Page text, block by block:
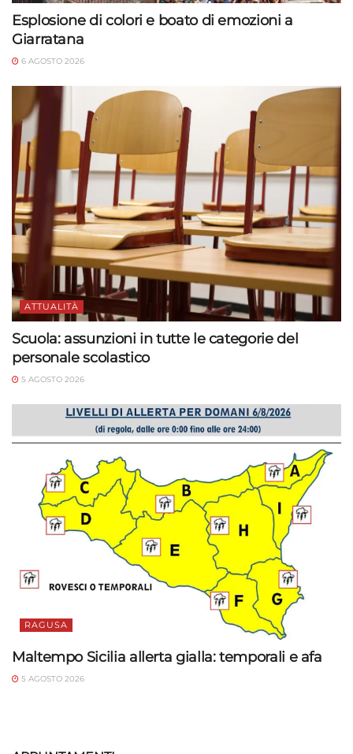
Esplosione di colori e boato di emozioni a
Giarratana
6 AGOSTO 2026
ATTUALITÀ
Scuola: assunzioni in tutte le categorie del
personale scolastico
5 AGOSTO 2026
RAGUSA
Maltempo Sicilia allerta gialla: temporali e afa
5 AGOSTO 2026